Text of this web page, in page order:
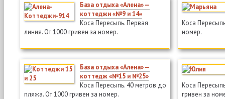
База отдыха «Алена» —
коттеджи «№9 и 14»
Коса Пересыпь. Первая
линия. От 1000 гривен за номер.
Коса
номер.
База отдыха «Алена» —
коттедж «№15 и №25»
Коса Пересыпь. 40 метров до
пляжа. От 1000 гривен за номер.
Коса
гривен за